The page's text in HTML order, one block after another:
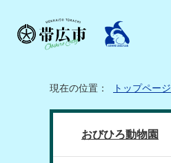
現在の位置： トップページ
おびひろ動物園